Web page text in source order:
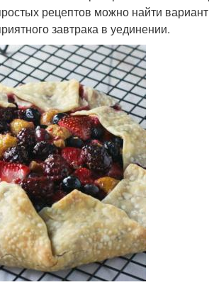
рецептов можно найти
завтрака в уединении.